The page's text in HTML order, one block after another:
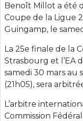
Benoît Millot a été
Coupe de la Ligue
Guingamp, le
La 25e finale de la
Strasbourg et l’EA
samedi 30 mars au
(21h05), sera
L’arbitre
Commission